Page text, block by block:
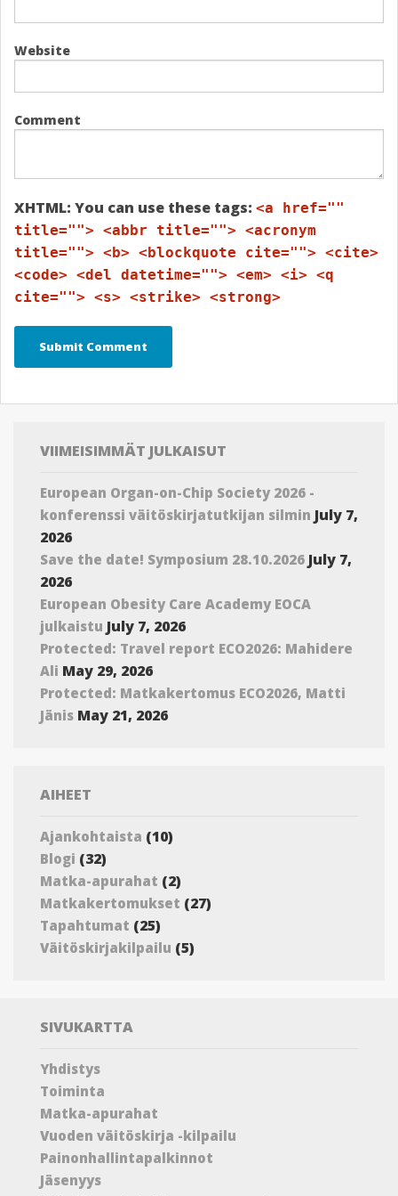
Website
Comment
XHTML: You can use these tags: <a href=""
title=""> <abbr title=""> <acronym
title=""> <b> <blockquote cite=""> <cite>
<code> <del datetime=""> <em> <i> <q
cite=""> <s> <strike> <strong>
VIIMEISIMMÄT JULKAISUT
European Organ-on-Chip Society 2026 -
konferenssi väitöskirjatutkijan silmin July 7,
2026
Save the date! Symposium 28.10.2026 July 7,
2026
European Obesity Care Academy EOCA
julkaistu July 7, 2026
Protected: Travel report ECO2026: Mahidere
Ali May 29, 2026
Protected: Matkakertomus ECO2026, Matti
Jänis May 21, 2026
AIHEET
Ajankohtaista (10)
Blogi (32)
Matka-apurahat (2)
Matkakertomukset (27)
Tapahtumat (25)
Väitöskirjakilpailu (5)
SIVUKARTTA
Yhdistys
Toiminta
Matka-apurahat
Vuoden väitöskirja -kilpailu
Painonhallintapalkinnot
Jäsenyys